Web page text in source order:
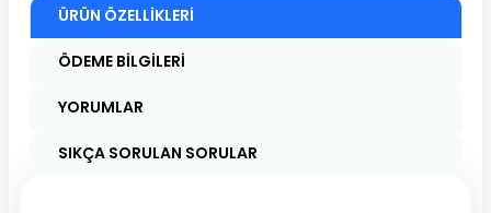
ÜRÜN ÖZELLIKLERI
ÖDEME BILGILERI
YORUMLAR
SIKÇA SORULAN SORULAR